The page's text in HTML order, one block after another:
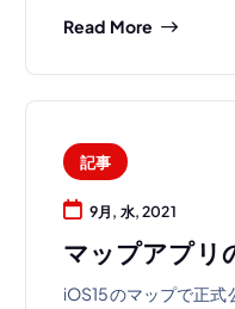
Read More
記事
9月, 水, 2021
マップアプリ
iOS15のマップで正